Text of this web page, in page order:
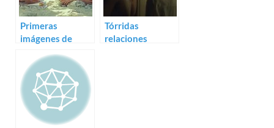
Primeras
imágenes de
Naomi Watts
Tórridas
relaciones